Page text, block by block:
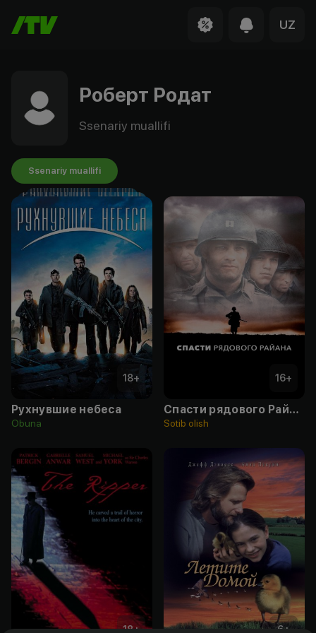
UZ
Роберт Родат
Ssenariy muallifi
Ssenariy muallifi
18+
Рухнувшие небеса
Obuna
16+
Спасти рядового Райана
Sotib olish
18+ 6+